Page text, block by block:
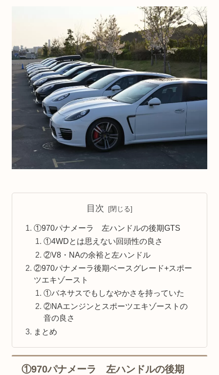
目次
①970パナメーラ 左ハンドルの後期GTS
①4WDとは思えない回頭性の良さ
②V8・NAの余裕と左ハンドル
②970パナメーラ後期ベースグレード+スポー
ツエキゾースト
①バネサスでもしなやかさを持っていた
②NAエンジンとスポーツエキゾーストの
音の良さ
まとめ
①970パナメーラ 左ハンドルの後期